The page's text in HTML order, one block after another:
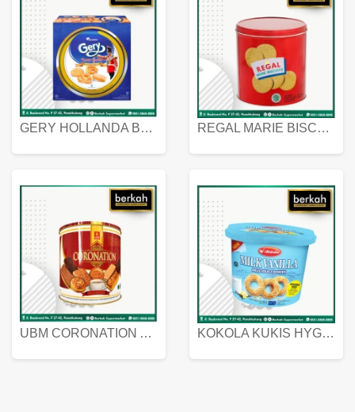
GERY HOLLANDA BUTTER COOKIES 450 GRAM REGAL MARIE BISCUIT KALENG 550 GRAM
UBM CORONATION ASSORTED BISKUIT KALENG 450 GRAM KOKOLA KUKIS HYGIENIC MILK VANILLA PACK 320 GR